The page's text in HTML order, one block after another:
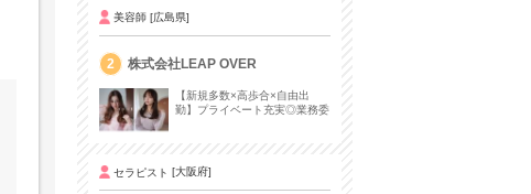
美容師 [広島県]
2 株式会社LEAP OVER
【新規多数×高歩合×自由出
勤】プライベート充実◎業務委
セラピスト [大阪府]